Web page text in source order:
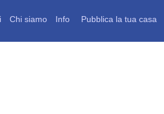
Chi siamo Info Pubblica la tua casa